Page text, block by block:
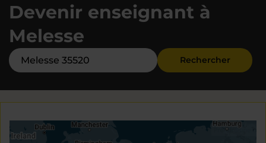
Devenir enseignant à
Melesse
Rechercher